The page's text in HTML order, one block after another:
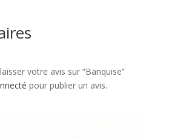
votre avis sur “Banquise”
pour publier un avis.